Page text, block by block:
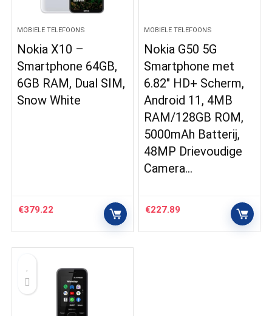
MOBIELE TELEFOONS
Nokia X10 –
Smartphone 64GB,
6GB RAM, Dual SIM,
Snow White
€379.22
MOBIELE TELEFOONS
Nokia G50 5G
Smartphone met
6.82″ HD+ Scherm,
Android 11, 4MB
RAM/128GB ROM,
5000mAh Batterij,
48MP Drievoudige
Camera…
€227.89